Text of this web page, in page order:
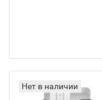
Нет в наличии